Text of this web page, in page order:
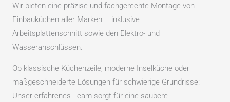
Wir bieten eine präzise und fachgerechte Montage von
Einbauküchen aller Marken – inklusive
Arbeitsplattenschnitt sowie den Elektro- und
Wasseranschlüssen.
Ob klassische Küchenzeile, moderne Inselküche oder
maßgeschneiderte Lösungen für schwierige Grundrisse:
Unser erfahrenes Team sorgt für eine saubere